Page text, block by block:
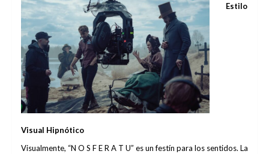
Estilo
Visual Hipnótico
Visualmente, “N O S F E R A T U” es un festín para los sentidos. La